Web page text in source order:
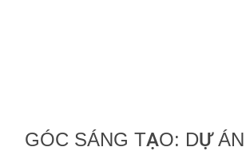
GÓC SÁNG TẠO: DỰ ÁN